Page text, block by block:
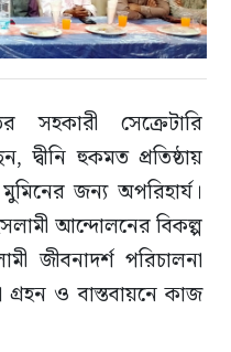
সহকারী সেক্রেটারি
হুকমত প্রতিষ্ঠায়
জন্য অপরিহার্য।
আন্দোলনের বিকল্প
জীবনাদর্শ পরিচালনা
ও বাস্তবায়নে কাজ